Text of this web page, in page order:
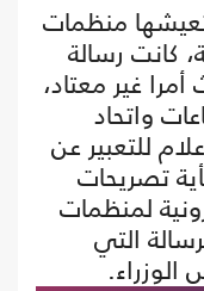
منظمات
كانت رسالة
غير معتاد،
واتحاد
للتعبير عن
تصريحات
لمنظمات
التي